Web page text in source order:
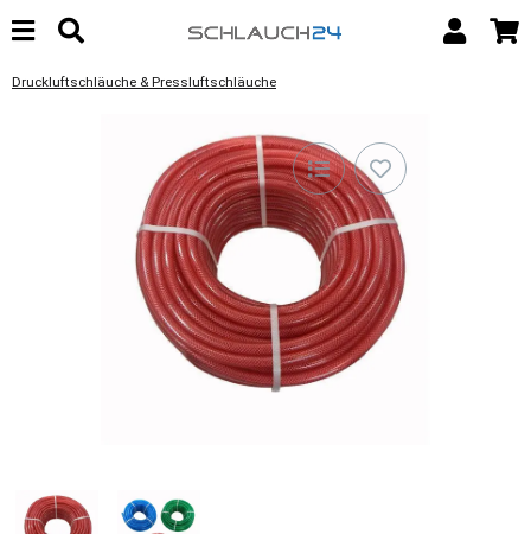
Druckluftschläuche & Pressluftschläuche